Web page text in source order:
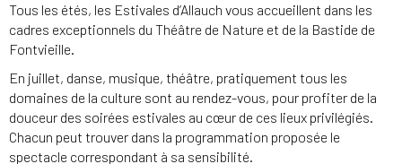
Tous les étés, les Estivales d’Allauch vous accueillent dans les
cadres exceptionnels du Théâtre de Nature et de la Bastide de
Fontvieille.
En juillet, danse, musique, théâtre, pratiquement tous les
domaines de la culture sont au rendez-vous, pour profiter de la
douceur des soirées estivales au cœur de ces lieux privilégiés.
Chacun peut trouver dans la programmation proposée le
spectacle correspondant à sa sensibilité.